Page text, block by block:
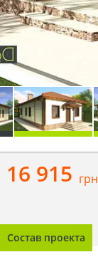
16 915 грн
Состав проекта